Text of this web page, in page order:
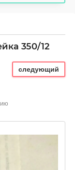
350/12
следующий